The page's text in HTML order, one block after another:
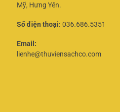
Mỹ, Hưng Yên.
Số điện thoại: 036.686.5351
Email:
lienhe@thuviensachco.com